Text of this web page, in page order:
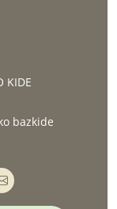
KIDE
bazkide